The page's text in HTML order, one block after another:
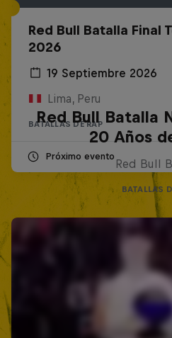
Red Bull Batalla Final
2026
19 Septiembre 2026
Lima, Peru
BATALLAS DE RAP
Próximo evento
Red Bull Batalla
20 Años
Red Bull
BATALLAS